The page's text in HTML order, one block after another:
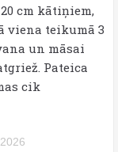
cm kātiņiem,
viena teikumā 3
un māsai
Pateica
cik